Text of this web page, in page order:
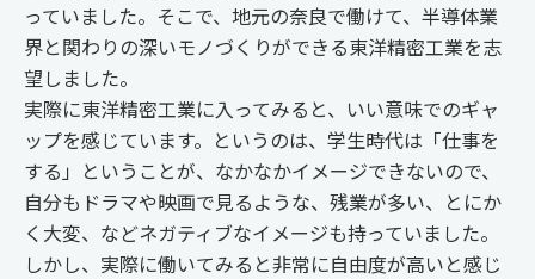
っていました。そこで、地元の奈良で働けて、半導体業
界と関わりの深いモノづくりができる東洋精密工業を志
望しました。
実際に東洋精密工業に入ってみると、いい意味でのギャ
ップを感じています。というのは、学生時代は「仕事を
する」ということが、なかなかイメージできないので、
自分もドラマや映画で見るような、残業が多い、とにか
く大変、などネガティブなイメージも持っていました。
しかし、実際に働いてみると非常に自由度が高いと感じ